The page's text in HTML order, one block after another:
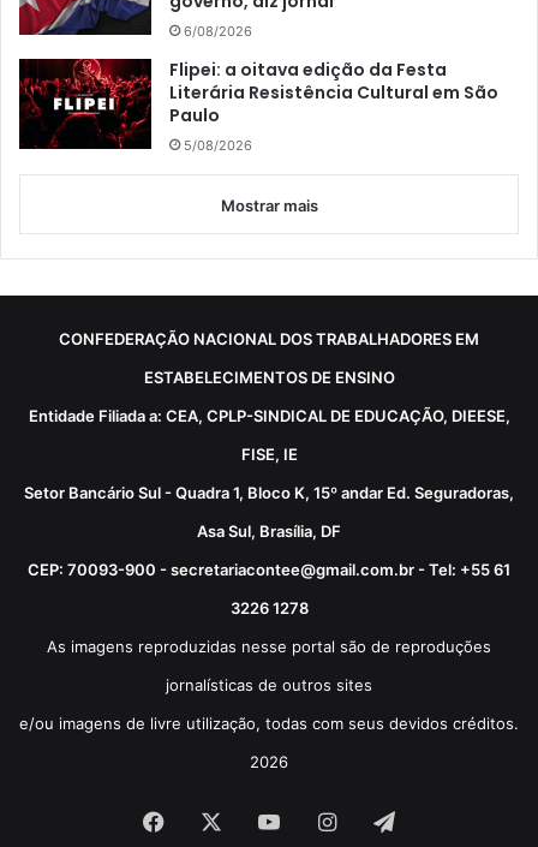
6/08/2026
Flipei: a oitava edição da Festa
Literária Resistência Cultural em São
Paulo
5/08/2026
Mostrar mais
CONFEDERAÇÃO NACIONAL DOS TRABALHADORES EM
ESTABELECIMENTOS DE ENSINO
Entidade Filiada a: CEA, CPLP-SINDICAL DE EDUCAÇÃO, DIEESE,
FISE, IE
Setor Bancário Sul - Quadra 1, Bloco K, 15º andar Ed. Seguradoras,
Asa Sul, Brasília, DF
CEP: 70093-900 - secretariacontee@gmail.com.br - Tel: +55 61
3226 1278
As imagens reproduzidas nesse portal são de reproduções
jornalísticas de outros sites
e/ou imagens de livre utilização, todas com seus devidos créditos.
2026
Facebook YouTubeInstagram